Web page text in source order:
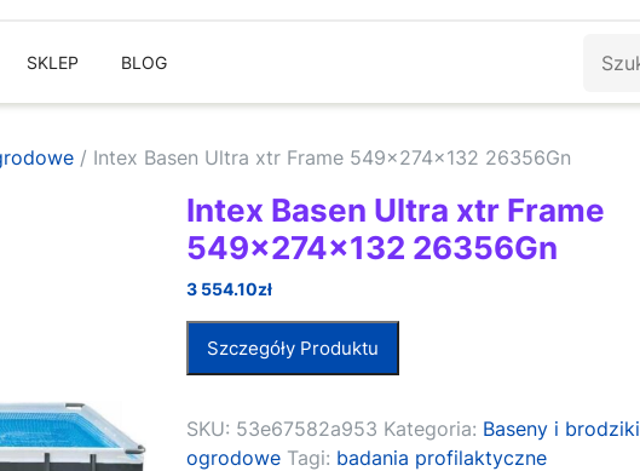
SKLEP BLOG
/ Intex Basen Ultra xtr Frame 549x274x132 26356Gn
Intex Basen Ultra xtr Frame
549x274x132 26356Gn
3 554.10zł
Szczegóły Produktu
SKU: 53e67582a953 Kategoria: Baseny i brodziki
ogrodowe Tagi: badania profilaktyczne